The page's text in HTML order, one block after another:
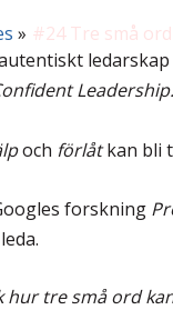
#24 Tre små
och förlåtkan bli
forskning
hur tre små ord